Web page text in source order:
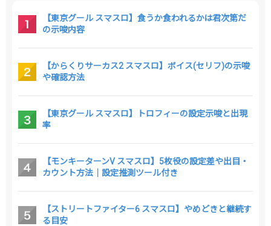
【東京グール スマスロ】食うか食われるかは君次第だ
の示唆内容
【からくりサーカス2 スマスロ】ボイス(セリフ)の示唆
や確認方法
【東京グール スマスロ】トロフィーの設定示唆と出現
率
【モンキーターンV スマスロ】5枚役の設定差や出目・
カウント方法｜設定推測ツール付き
【ストリートファイター6 スマスロ】やめどきと継続す
る目安